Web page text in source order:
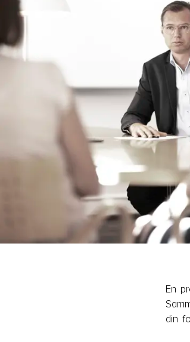
En
din